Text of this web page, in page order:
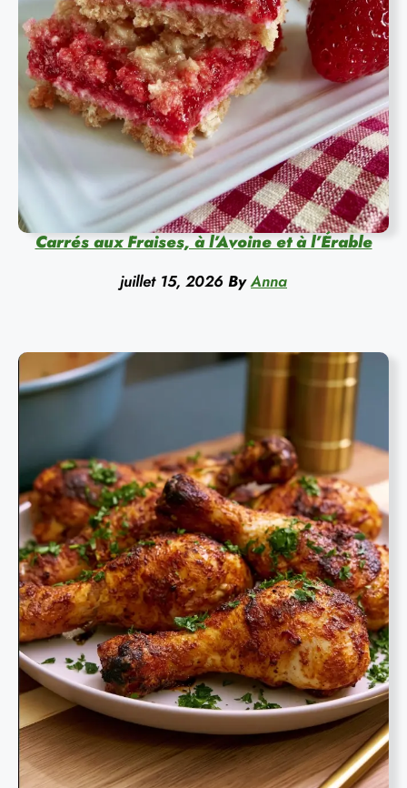
Carrés aux Fraises, à l’Avoine et à l’Érable
juillet 15, 2026 By Anna